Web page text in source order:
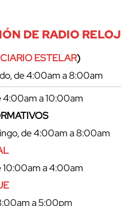
DE RADIO RELOJ
ESTELAR)
de 4:00am a 8:00am
4:00am a 10:00am
de 4:00am a 8:00am
10:00am a 4:00am
a 5:00pm